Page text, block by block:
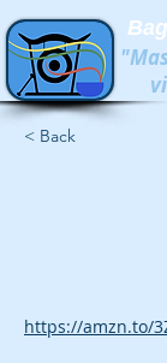
< Back
https://amzn.to/